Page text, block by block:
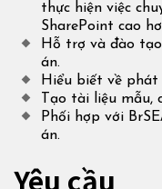
thực hiện việc
SharePoint cao
Hỗ trợ và đào
án.
Hiểu biết về
Tạo tài liệu mẫu,
Phối hợp với
án.
Yêu cầu